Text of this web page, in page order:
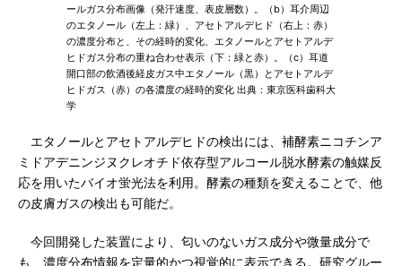
ールガス分布画像（発汗速度、表皮層数）。（b）耳介周辺
のエタノール（左上：緑）、アセトアルデヒド（右上：赤）
の濃度分布と、その経時的変化、エタノールとアセトアルデ
ヒドガス分布の重ね合わせ表示（下：緑と赤）。（c）耳道
開口部の飲酒後経皮ガス中エタノール（黒）とアセトアルデ
ヒドガス（赤）の各濃度の経時的変化 出典：東京医科歯科大
学
エタノールとアセトアルデヒドの検出には、補酵素ニコチンア
ミドアデニンジヌクレオチド依存型アルコール脱水酵素の触媒反
応を用いたバイオ蛍光法を利用。酵素の種類を変えることで、他
の皮膚ガスの検出も可能だ。
今回開発した装置により、匂いのないガス成分や微量成分で
も、濃度分布情報を定量的かつ視覚的に表示できる。研究グルー